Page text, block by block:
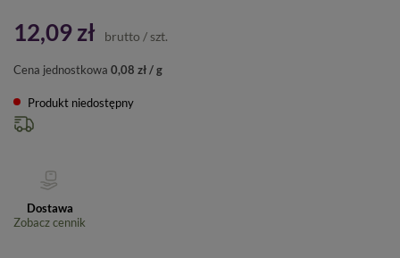
12,09 zł brutto / szt.
Cena jednostkowa 0,08 zł / g
Produkt niedostępny
Dostawa
Zobacz cennik